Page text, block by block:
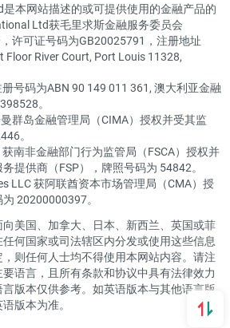
本网站描述的或可提供使用的金融产品的
Ltd获毛里求斯金融服务委员会
，许可证号码为GB20025791，注册地址
Floor River Court, Port Louis 11328,
号码为ABN 90 149 011 361, 澳大利亚金融
。
群岛金融管理局（CIMA）授权并受其监
。
南非金融部门行为监管局（FSCA）授权并
提供商（FSP），牌照号码为 54842。
LLC 获阿联酋资本市场管理局（CMA）授
20200000397。
美国、加拿大、日本、新西兰、英国或菲
何国家或司法辖区内分发或使用这些信息
则任何人士均不得使用本网站内容。请注
语言，且所有条款和协议中具有法律效力
版本仅供参考。如英语版本与其他语言版
版本为准。